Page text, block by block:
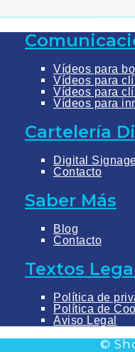
Vídeos para
Vídeos para
Vídeos para
Vídeos para
Cartelería
Digital
Contacto
Saber Más
Blog
Contacto
Textos
Política de
Política de
Aviso Legal
©